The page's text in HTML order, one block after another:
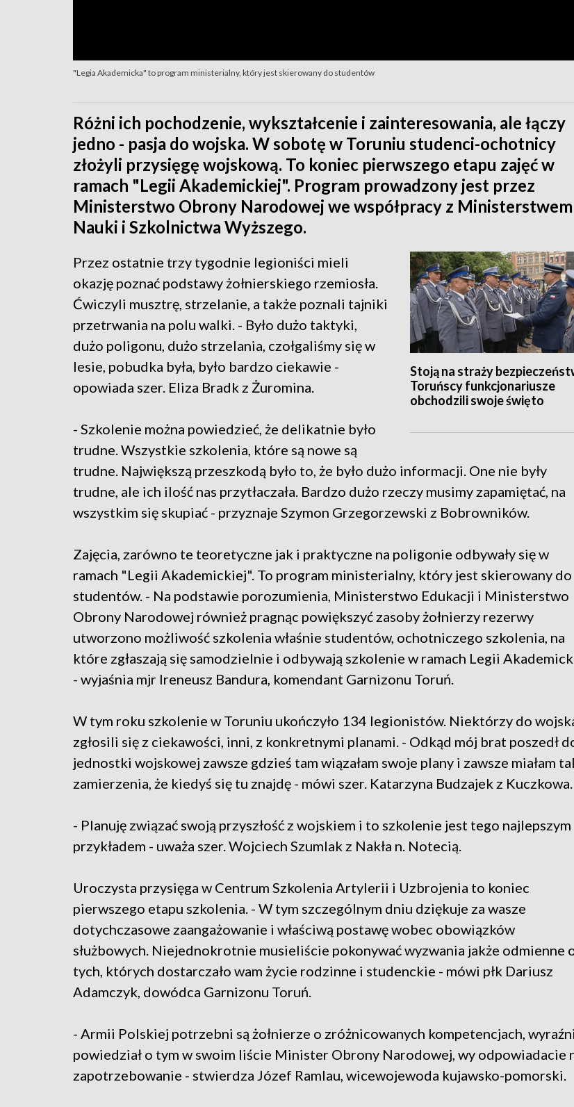
"Legia Akademicka" to program ministerialny, który jest skierowany do studentów
Różni ich pochodzenie, wykształcenie i zainteresowania, ale łączy
jedno - pasja do wojska. W sobotę w Toruniu studenci-ochotnicy
złożyli przysięgę wojskową. To koniec pierwszego etapu zajęć w
ramach "Legii Akademickiej". Program prowadzony jest przez
Ministerstwo Obrony Narodowej we współpracy z Ministerstwem
Nauki i Szkolnictwa Wyższego.
Stoją na straży
Toruńscy funkcjonariusze
obchodzili swoje święto
Przez ostatnie trzy tygodnie legioniści mieli
okazję poznać podstawy żołnierskiego rzemiosła.
Ćwiczyli musztrę, strzelanie, a także poznali tajniki
przetrwania na polu walki. - Było dużo taktyki,
dużo poligonu, dużo strzelania, czołgaliśmy się w
lesie, pobudka była, było bardzo ciekawie -
opowiada szer. Eliza Bradk z Żuromina.
- Szkolenie można powiedzieć, że delikatnie było
trudne. Wszystkie szkolenia, które są nowe są
trudne. Największą przeszkodą było to, że było dużo informacji. One nie były
trudne, ale ich ilość nas przytłaczała. Bardzo dużo rzeczy musimy zapamiętać, na
wszystkim się skupiać - przyznaje Szymon Grzegorzewski z Bobrowników.
Zajęcia, zarówno te teoretyczne jak i praktyczne na poligonie odbywały się w
ramach "Legii Akademickiej". To program ministerialny, który jest skierowany do
studentów. - Na podstawie porozumienia, Ministerstwo Edukacji i Ministerstwo
Obrony Narodowej również pragnąc powiększyć zasoby żołnierzy rezerwy
utworzono możliwość szkolenia właśnie studentów, ochotniczego szkolenia, na
które zgłaszają się samodzielnie i odbywają szkolenie w ramach Legii
- wyjaśnia mjr Ireneusz Bandura, komendant Garnizonu Toruń.
W tym roku szkolenie w Toruniu ukończyło 134 legionistów. Niektórzy do
zgłosili się z ciekawości, inni, z konkretnymi planami. - Odkąd mój brat poszedł
jednostki wojskowej zawsze gdzieś tam wiązałam swoje plany i zawsze miałam
zamierzenia, że kiedyś się tu znajdę - mówi szer. Katarzyna Budzajek z Kuczkowa.
- Planuję związać swoją przyszłość z wojskiem i to szkolenie jest tego najlepszym
przykładem - uważa szer. Wojciech Szumlak z Nakła n. Notecią.
Uroczysta przysięga w Centrum Szkolenia Artylerii i Uzbrojenia to koniec
pierwszego etapu szkolenia. - W tym szczególnym dniu dziękuje za wasze
dotychczasowe zaangażowanie i właściwą postawę wobec obowiązków
służbowych. Niejednokrotnie musieliście pokonywać wyzwania jakże odmienne
tych, których dostarczało wam życie rodzinne i studenckie - mówi płk Dariusz
Adamczyk, dowódca Garnizonu Toruń.
- Armii Polskiej potrzebni są żołnierze o zróżnicowanych kompetencjach,
powiedział o tym w swoim liście Minister Obrony Narodowej, wy odpowiadacie
zapotrzebowanie - stwierdza Józef Ramlau, wicewojewoda kujawsko-pomorski.